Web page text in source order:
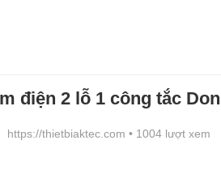
điện 2 lỗ 1 công tắc
https://thietbiaktec.com • 1004 lượt xem